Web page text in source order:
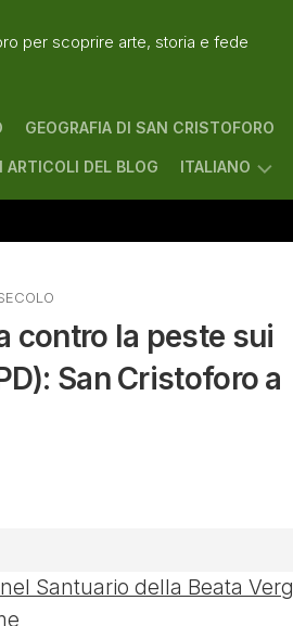
per scoprire arte, storia e fede
GEOGRAFIA DI SAN CRISTOFORO
ARTICOLI DEL BLOG ITALIANO
contro la peste sui
San Cristoforo a
Santuario della Beata